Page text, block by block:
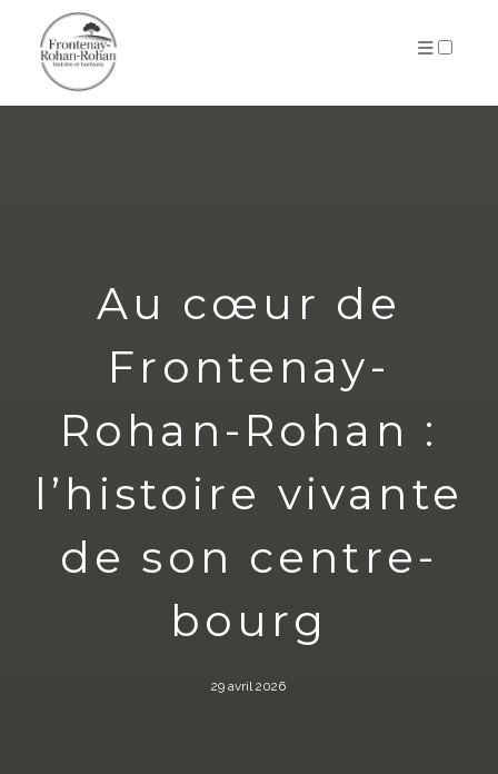
Au cœur de
Frontenay-
Rohan-Rohan :
l’histoire vivante
de son centre-
bourg
29 avril 2026